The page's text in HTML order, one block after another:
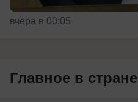
вчера в 00:05
Главное в стране